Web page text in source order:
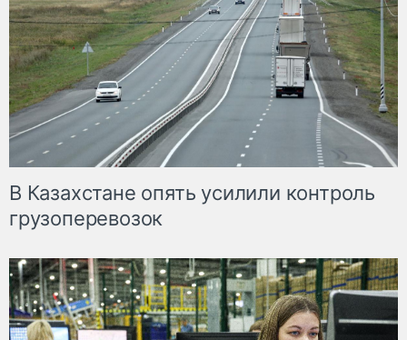
В Казахстане опять усилили контроль
грузоперевозок